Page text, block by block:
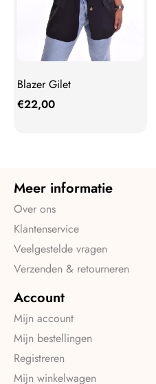
Blazer Gilet
€22,00
Meer informatie
Over ons
Klantenservice
Veelgestelde vragen
Verzenden & retourneren
Account
Mijn account
Mijn bestellingen
Registreren
Mijn winkelwagen